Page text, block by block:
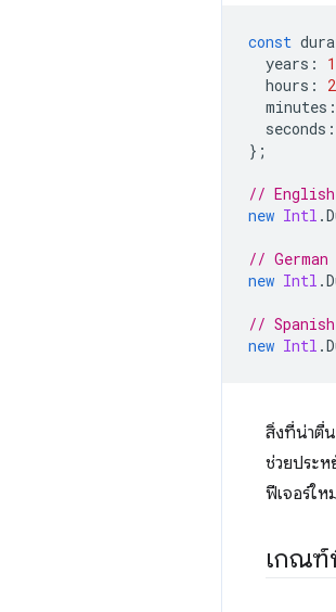
const
years : 1
hours :
minutes :
seconds :
};
//
new Intl .
//
new Intl .
//
new Intl .
สิ่งที่น่าตื่
ช่วยประ
ฟีเจอร์ใ
เกณฑ์